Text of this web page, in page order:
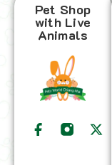
Pet Shop
with Live
Animals